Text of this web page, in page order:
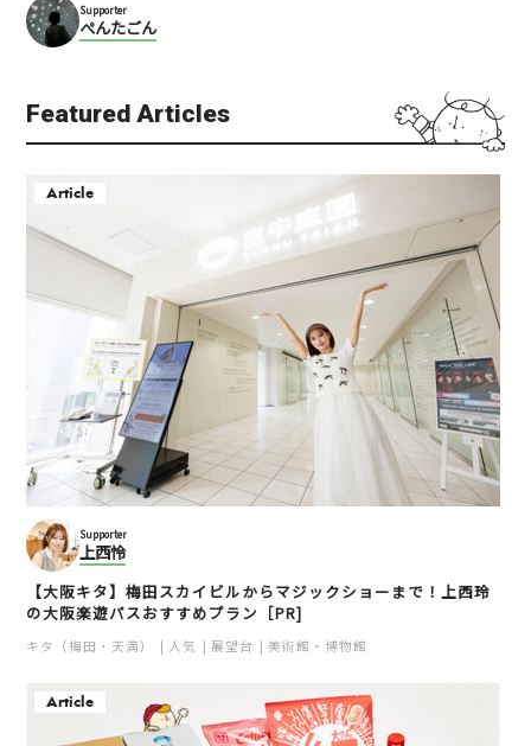
Supporter
ぺんたごん
Featured Articles
Article
Supporter
上西怜
【大阪キタ】梅田スカイビルからマジックショーまで！上西玲
の大阪楽遊パスおすすめプラン［PR]
キタ（梅田・天満） 人気 展望台 美術館・博物館
Article